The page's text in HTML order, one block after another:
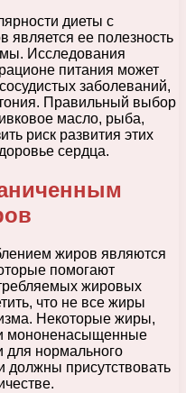
диеты с
ее полезность
Исследования
питания может
заболеваний,
Правильный выбор
масло, рыба,
риск развития этих
сердца.
жиров являются
помогают
жировых
что не все жиры
Некоторые жиры,
мононенасыщенные
нормального
должны присутствовать